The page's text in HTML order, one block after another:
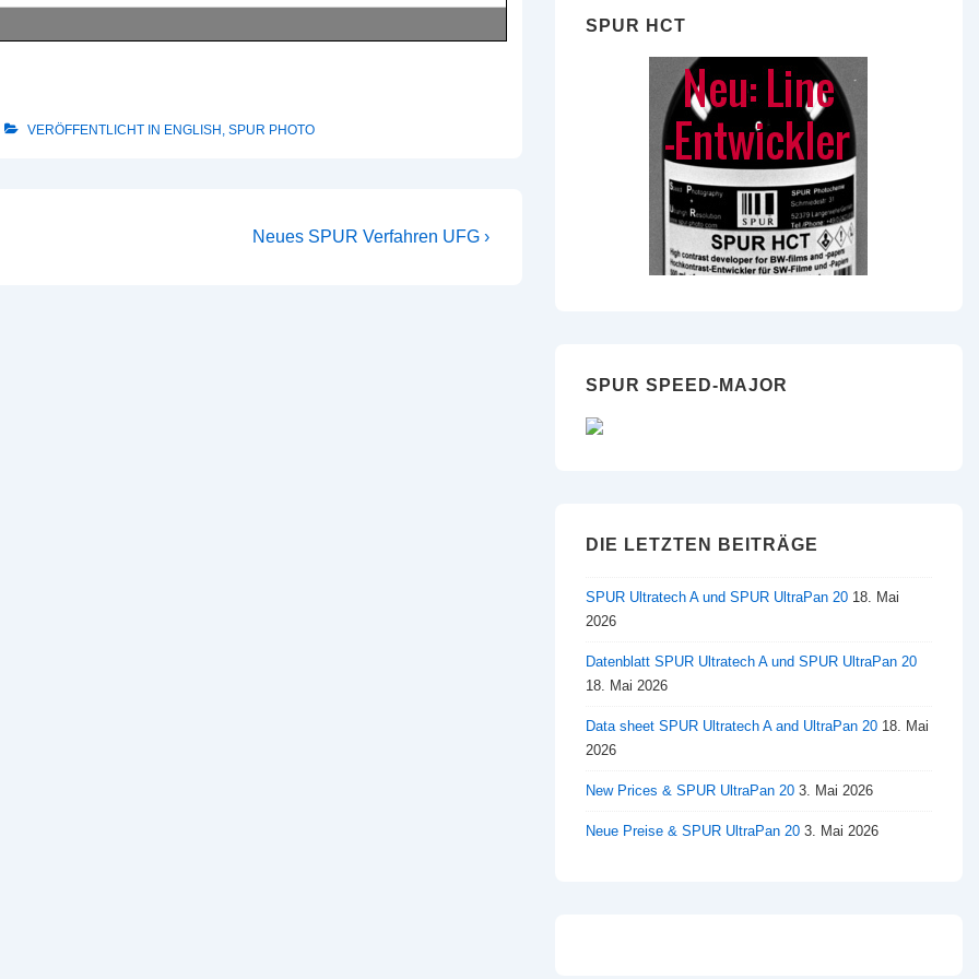
VERÖFFENTLICHT IN ENGLISH ,SPUR PHOTO
Nächster
Neues SPUR Verfahren UFG ›
SPUR HCT
SPUR SPEED-MAJOR
DIE LETZTEN BEITRÄGE
SPUR Ultratech A und SPUR UltraPan 20 18. Mai
2026
Datenblatt SPUR Ultratech A und SPUR UltraPan 20
18. Mai 2026
Data sheet SPUR Ultratech A and UltraPan 20 18. Mai
2026
New Prices & SPUR UltraPan 20 3. Mai 2026
Neue Preise & SPUR UltraPan 20 3. Mai 2026